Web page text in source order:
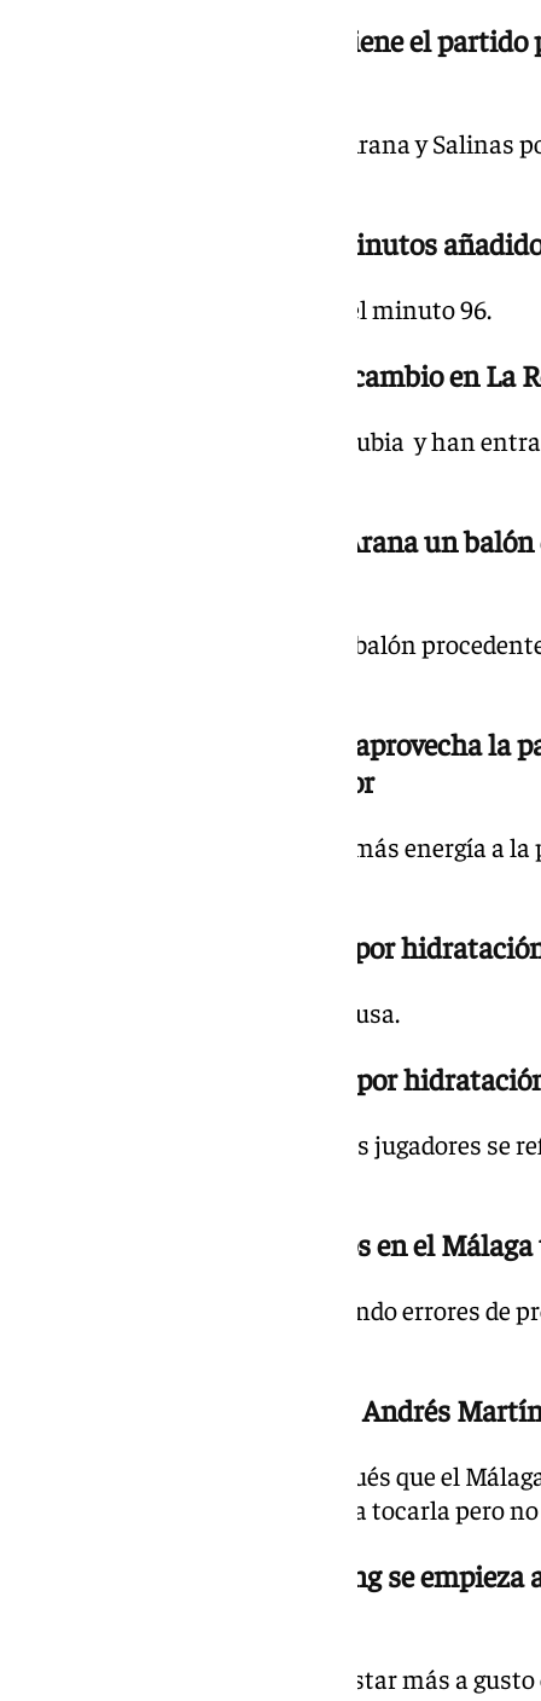
20.24 h. | 1-0 min. 90 Se detiene el
Murillo por parte del Málaga y Arana y Salinas
20.21 h. | 1-0 min. 90 Seis minutos
El partido se prolongará hasta el minuto 96.
20.18 h. | 1-0 min. 86 Triple cambio en La
Han salido Puga, Joaquín y Larrubia y han
20.14 h. | 1-0 min. 82 Salva Arana un
El gaditano remató de volea un balón
20.10 h. | 1-0 min. 78 Funes aprovecha la
Niño por Izan Merino y Dotor
Cambio de posiciones para dar más energía a
20.10 h. | 1-0 min. 78 Pausa por
Vuelven los jugadores tras la pausa.
20.07 h. | 1-0 min. 76 Pausa por
Se detiene el choque para que los jugadores se
20.04 h. | 1-0 min. 74 Nervios en el
El conjunto de Funes está teniendo errores de
20.00 h. | 1-0 min. 69 Anota Andrés
El jugador sevillano anotó después que el
un saque de falta. Alfonso llegó a tocarla pero
19.57 h. | 1-0 min. 65 El Racing se
El cuadro cántabro empieza a estar más a